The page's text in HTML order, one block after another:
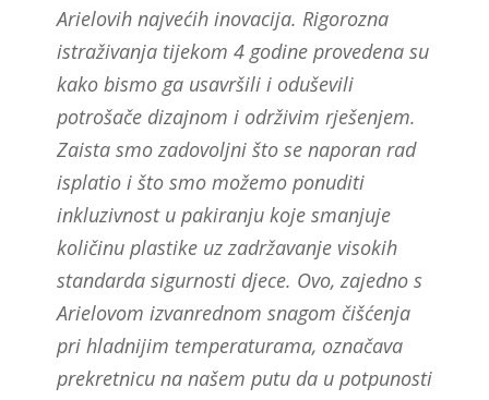
Arielovih najvećih inovacija. Rigorozna
istraživanja tijekom 4 godine provedena su
kako bismo ga usavršili i oduševili
potrošače dizajnom i održivim rješenjem.
Zaista smo zadovoljni što se naporan rad
isplatio i što smo možemo ponuditi
inkluzivnost u pakiranju koje smanjuje
količinu plastike uz zadržavanje visokih
standarda sigurnosti djece. Ovo, zajedno s
Arielovom izvanrednom snagom čišćenja
pri hladnijim temperaturama, označava
prekretnicu na našem putu da u potpunosti